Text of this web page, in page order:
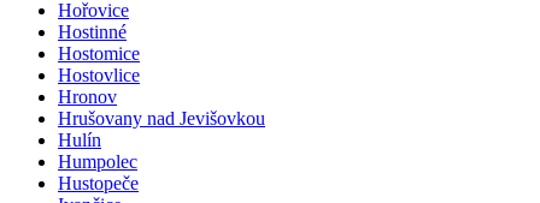
Hořovice
Hostinné
Hostomice
Hostovlice
Hronov
Hrušovany nad Jevišovkou
Hulín
Humpolec
Hustopeče